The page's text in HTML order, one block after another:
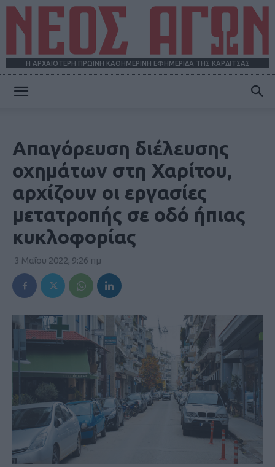
Η ΑΡΧΑΙΟΤΕΡΗ ΠΡΩΪΝΗ ΚΑΘΗΜΕΡΙΝΗ ΕΦΗΜΕΡΙΔΑ ΤΗΣ ΚΑΡΔΙΤΣΑΣ
ΑΓΩΝ
Απαγόρευση διέλευσης
οχημάτων στη Χαρίτου,
αρχίζουν οι εργασίες
μετατροπής σε οδό ήπιας
κυκλοφορίας
3 Μαΐου 2022, 9:26 πμ